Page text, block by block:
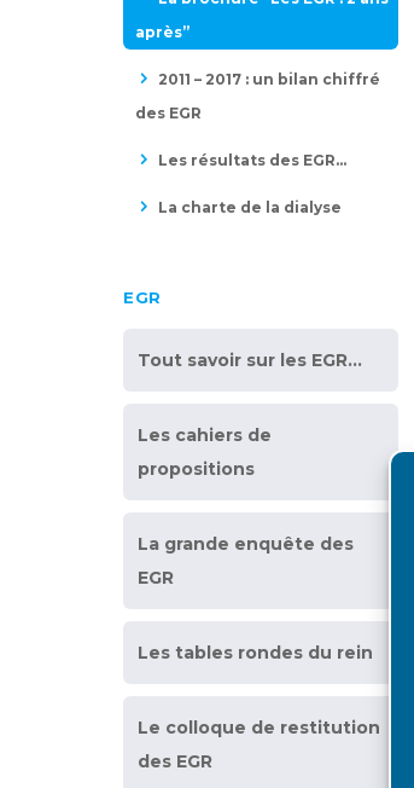
après”
2011 – 2017 : un bilan chiffré
des EGR
Les résultats des EGR…
La charte de la dialyse
EGR
Tout savoir sur les EGR…
Les cahiers de
propositions
La grande enquête des
EGR
Les tables rondes du rein
Le colloque de restitution
des EGR
Praticien –...